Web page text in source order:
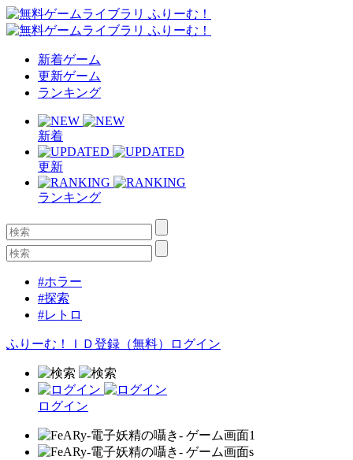
新着ゲーム
更新ゲーム
ランキング
新着
更新
ランキング
#ホラー
#探索
#レトロ
ふりーむ！ＩＤ登録（無料） ログイン
ログイン